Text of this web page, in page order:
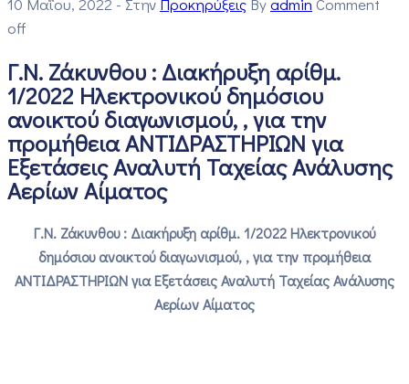
off
Γ.Ν. Ζάκυνθου : Διακήρυξη αρίθμ.
1/2022 Ηλεκτρονικού δημόσιου
ανοικτού διαγωνισμού, , για την
προμήθεια ΑΝΤΙΔΡΑΣΤΗΡΙΩΝ για
Εξετάσεις Αναλυτή Ταχείας Ανάλυσης
Αερίων Αίματος
Γ.Ν. Ζάκυνθου : Διακήρυξη αρίθμ. 1/2022 Ηλεκτρονικού
δημόσιου ανοικτού διαγωνισμού, , για την προμήθεια
ΑΝΤΙΔΡΑΣΤΗΡΙΩΝ για Εξετάσεις Αναλυτή Ταχείας Ανάλυσης
Αερίων Αίματος